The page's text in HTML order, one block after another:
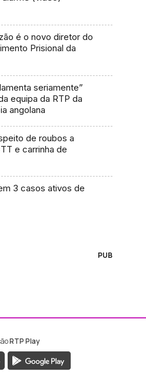
é o novo diretor do
Prisional da
seriamente”
equipa da RTP da
angolana
de roubos a
e carrinha de
3 casos ativos de
PUB
RTP Play